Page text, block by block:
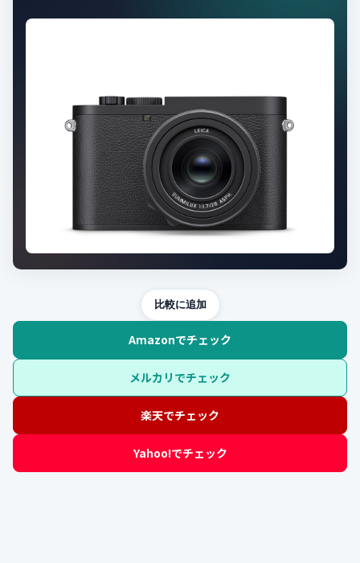
比較に追加
Amazonでチェック
メルカリでチェック
楽天でチェック
Yahoo!でチェック